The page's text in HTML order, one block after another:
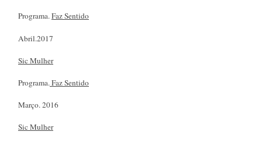
Programa.Faz Sentido
Abril.2017
Sic Mulher
Programa.Faz Sentido
Março. 2016
Sic Mulher